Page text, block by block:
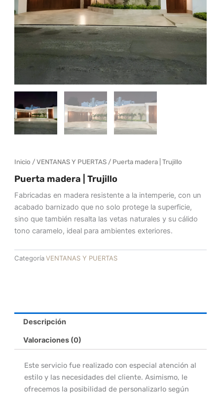
Inicio /VENTANAS Y PUERTAS / Puerta madera | Trujillo
Puerta madera | Trujillo
Fabricadas en madera resistente a la intemperie, con un
acabado barnizado que no solo protege la superficie,
sino que también resalta las vetas naturales y su cálido
tono caramelo, ideal para ambientes exteriores.
CategoríaVENTANAS Y PUERTAS
Descripción
Valoraciones (0)
Este servicio fue realizado con especial atención al
estilo y las necesidades del cliente. Asimismo, le
ofrecemos la posibilidad de personalizarlo según